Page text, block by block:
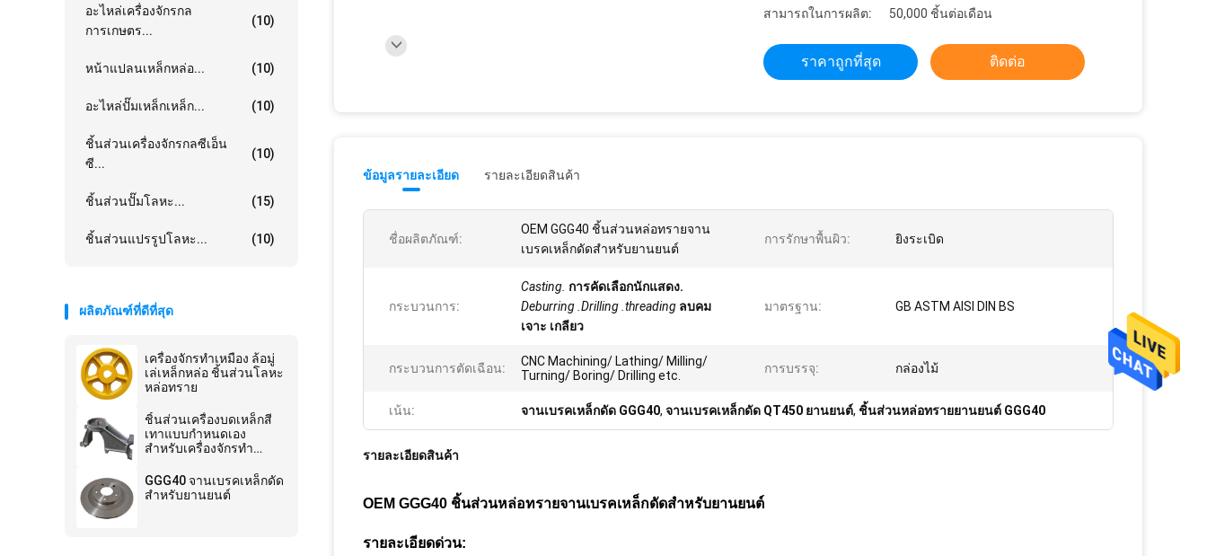
อะไหล่เครื่องจักรกล
การเกษตร...
(10)
หน้าแปลนเหล็กหล่อ... (10)
อะไหล่ปั๊มเหล็กเหล็ก... (10)
ชิ้นส่วนเครื่องจักรกลซีเอ็น
ซี...
(10)
ชิ้นส่วนปั๊มโลหะ... (15)
ชิ้นส่วนแปรรูปโลหะ... (10)
ผลิตภัณฑ์ที่ดีที่สุด
เครื่องจักรทำเหมือง ล้อมู่
เล่เหล็กหล่อ ชิ้นส่วนโลหะ
หล่อทราย
ชิ้นส่วนเครื่องบดเหล็กสี
เทาแบบกำหนดเอง
สำหรับเครื่องจักรทำ
GGG40 จานเบรคเหล็กดัด
สำหรับยานยนต์
สามารถในการผลิต:
50,000 ชิ้นต่อเดือน
ราคาถูกที่สุด ติดต่อ
ข้อมูลรายละเอียด รายละเอียดสินค้า
ชื่อผลิตภัณฑ์:
OEM GGG40 ชิ้นส่วนหล่อทรายจาน
เบรคเหล็กดัดสำหรับยานยนต์
การรักษาพื้นผิว: ยิงระเบิด
กระบวนการ:
Casting. การคัดเลือกนักแสดง.
Deburring .Drilling .threading ลบคม
เจาะ เกลียว
มาตรฐาน: GB ASTM AISI DIN BS
กระบวนการตัดเฉือน:
CNC Machining/ Lathing/ Milling/
Turning/ Boring/ Drilling etc.
การบรรจุ: กล่องไม้
เน้น: จานเบรคเหล็กดัด GGG40, จานเบรคเหล็กดัด QT450 ยานยนต์, ชิ้นส่วนหล่อทรายยานยนต์ GGG40
รายละเอียดสินค้า
OEM GGG40 ชิ้นส่วนหล่อทรายจานเบรคเหล็กดัดสำหรับยานยนต์
รายละเอียดด่วน: